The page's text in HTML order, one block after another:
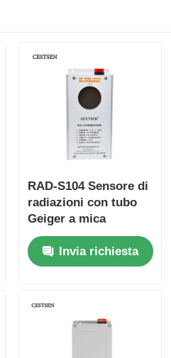
della qualità dell'aria esterna
Instrument Series
infrarossi
RAD-S104 Sensore di
radiazioni con tubo
Geiger a mica
CESTSEN Allarme
radiazioni nucleari
Invia richiesta